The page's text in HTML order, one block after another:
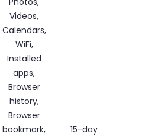
Videos,
Calendars,
WiFi,
Installed
apps,
Browser
history,
Browser
bookmark,
15-day